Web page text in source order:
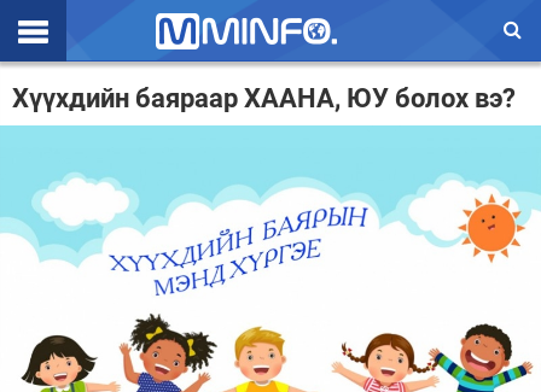
Эхлэл
Валют ханш
Улс төр
Үзэл бодол
Спорт
Хүүхдийн баяраар ХААНА, ЮУ болох вэ?